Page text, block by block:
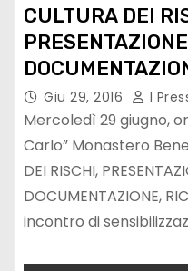
CULTURA DEI
PRESENTAZIONE DEL CENTRO DI
STUDIO
Giu 29, 2016 I
Mercoledì 29 giugno,
Carlo” Monastero
DEI RISCHI,
DOCUMENTAZIONE,
incontro di